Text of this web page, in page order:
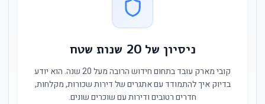
ניסיון של 20 שנות שטח
קובי מארק עובד בתחום חידוש הרובה מעל 20 שנה. הוא יודע
בדיוק איך להתמודד עם אתגרים של דירות שכורות, מקלחות,
חדרים רטובים ודירות עם שוכרים שונים.